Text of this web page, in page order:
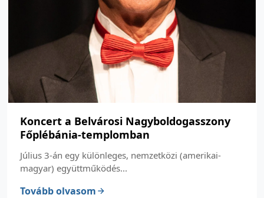
Koncert a Belvárosi Nagyboldogasszony
Főplébánia-templomban
Július 3-án egy különleges, nemzetközi (amerikai-
magyar) együttműködés...
Tovább olvasom